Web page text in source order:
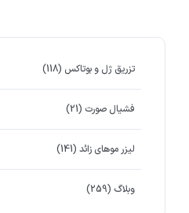
تزریق ژل و بوتاکس (118)
فشیال صورت (21)
لیزر موهای زائد (141)
وبلاگ (259)